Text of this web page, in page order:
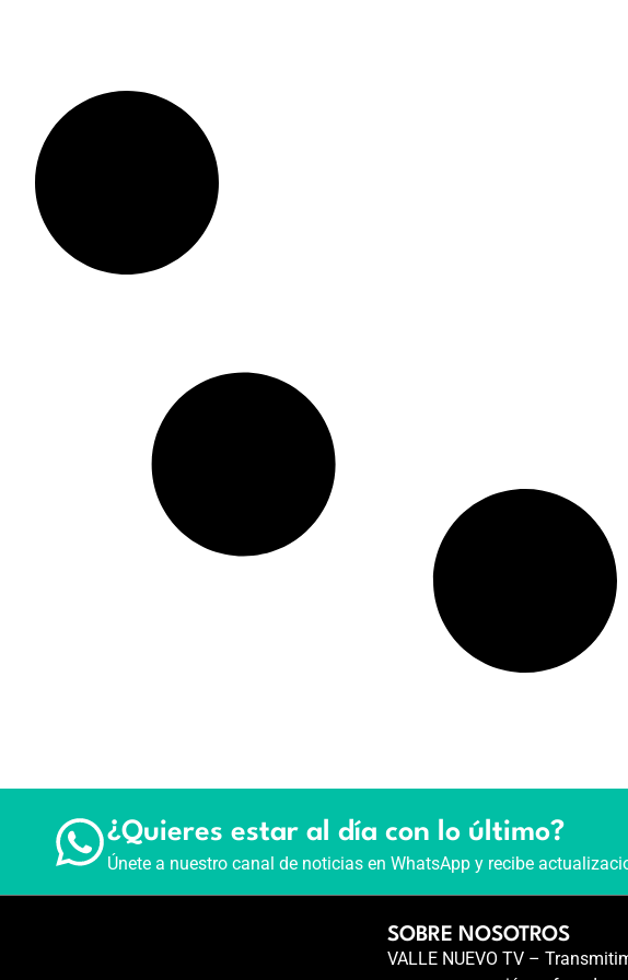
¿Quieres estar al día con lo último?
Únete a nuestro canal de noticias en WhatsApp y recibe
SOBRE NOSOTROS
VALLE NUEVO TV –